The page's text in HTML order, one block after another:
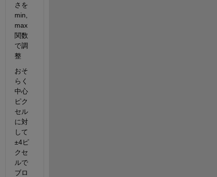
さを
min,
max
関数
で調
整
おそ
らく
中心
ピク
セル
に対
して
±4ピ
クセ
ルで
ブロ